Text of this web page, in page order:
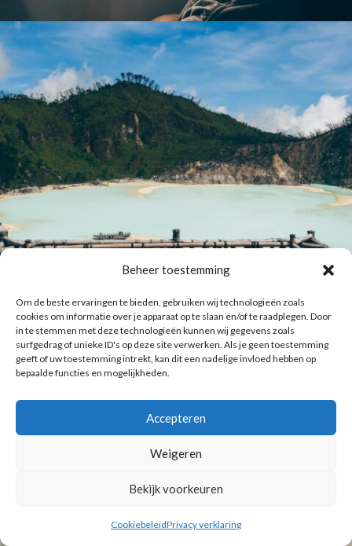
Beheer toestemming
Om de beste ervaringen te bieden, gebruiken wij technologieën zoals
cookies om informatie over je apparaat op te slaan en/of te raadplegen. Door
in te stemmen met deze technologieën kunnen wij gegevens zoals
surfgedrag of unieke ID's op deze site verwerken. Als je geen toestemming
geeft of uw toestemming intrekt, kan dit een nadelige invloed hebben op
bepaalde functies en mogelijkheden.
Accepteren
Weigeren
Bekijk voorkeuren
CookiebeleidPrivacy verklaring